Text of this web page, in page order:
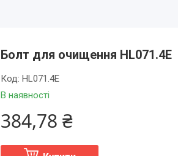
Болт для очищення HL071.4E
В наявності
Код:HL071.4E
384,78 ₴